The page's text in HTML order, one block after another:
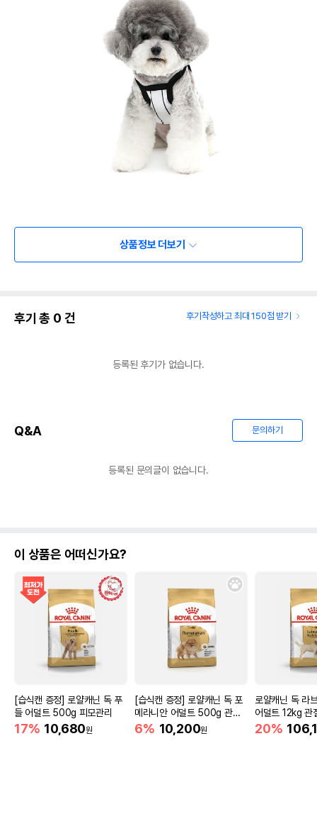
상품정보 더보기
후기 총 0 건 후기작성하고 최대 150점 받기
등록된 후기가 없습니다.
Q&A 문의하기
등록된 문의글이 없습니다.
이 상품은 어떠신가요?
[습식캔 증정] 로얄캐닌 독 푸
들 어덜트 500g 피모관리
17% 10,680원
[습식캔 증정] 로얄캐닌 독 포
메라니안 어덜트 500g 관절
건강
6% 10,200원
로얄캐닌 독 라
어덜트 12kg 관
20%